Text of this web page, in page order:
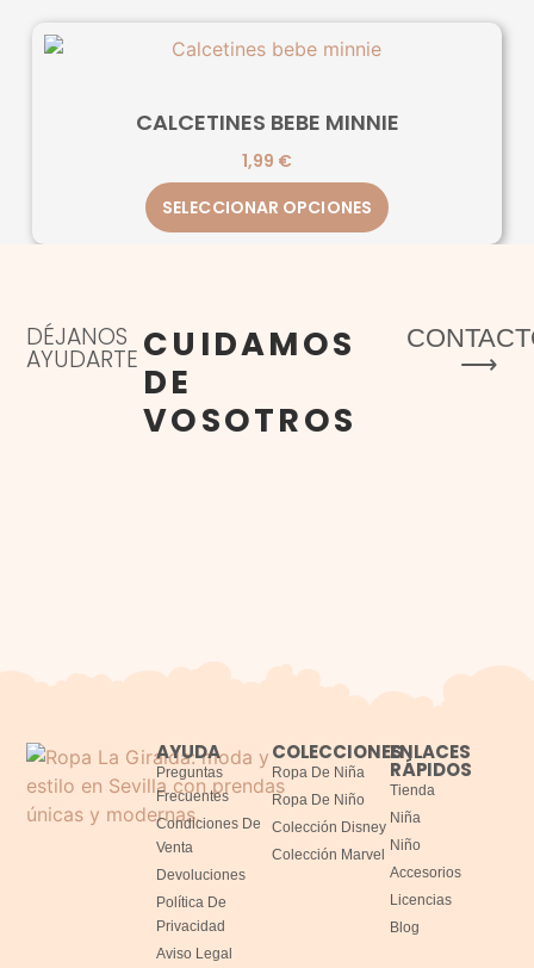
CALCETINES BEBE MINNIE
1,99 €
SELECCIONAR OPCIONES
DÉJANOS
AYUDARTE CUIDAMOS
DE
VOSOTROS
⟶
AYUDA
Preguntas
Frecuentes
Condiciones De
Venta
Devoluciones
Política De
Privacidad
Aviso Legal
COLECCIONES
Ropa De Niña
Ropa De Niño
Colección Disney
Colección Marvel
ENLACES
RÁPIDOS
Tienda
Niña
Niño
Accesorios
Licencias
Blog